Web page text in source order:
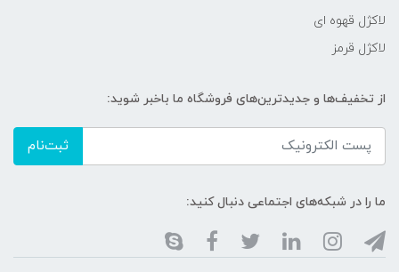
لاکژل قهوه ای
لاکژل قرمز
از تخفیف‌ها و جدیدترین‌های فروشگاه ما باخبر شوید:
ثبت‌نام
ما را در شبکه‌های اجتماعی دنبال کنید: